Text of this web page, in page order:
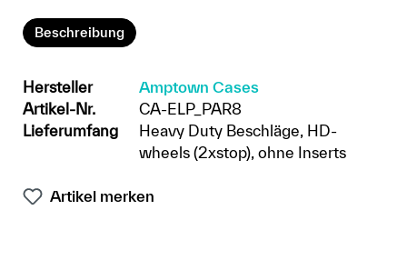
Beschreibung
Hersteller
Amptown Cases
Artikel-Nr.
CA-ELP_PAR8
Lieferumfang
Heavy Duty Beschläge, HD-
wheels (2xstop), ohne Inserts
Artikel merken